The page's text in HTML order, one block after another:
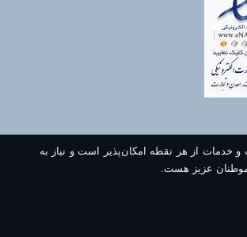
خدمات از هر نقطه امکان‌پذیر است و نیاز به
عزیز هست.